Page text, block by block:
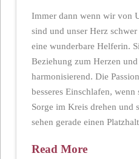
Immer dann wenn wir von
sind und unser Herz
eine wunderbare Helferin.
Beziehung zum Herzen
harmonisierend. Die
besseres Einschlafen,
Sorge im Kreis drehen und
sehen gerade einen
Read More